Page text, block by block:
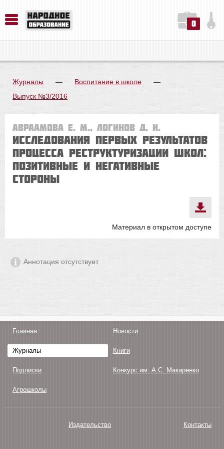
0
Журналы — Воспитание в школе
—
Выпуск №3/2016
Авраамова Е. М., Логинов Д. И.
Исследования первых результатов
процесса реструктуризации школ:
позитивные и негативные
стороны
Материал в открытом доступе
Аннотация отсутствует
Главная Новости
Журналы Книги
Подписки Конкурс им. А.С. Макаренко
Агрошколы
Издательство Контакты